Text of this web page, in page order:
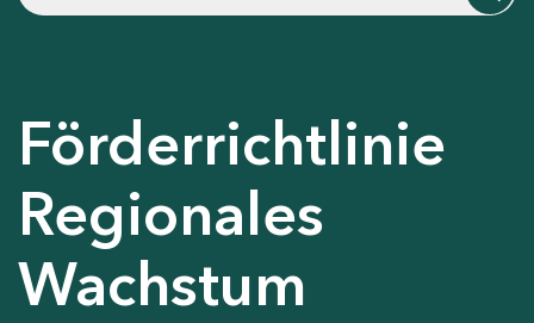
Förderrichtlinie
Regionales
Wachstum